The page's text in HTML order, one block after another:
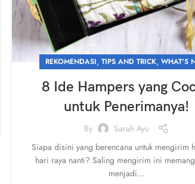
REKOMENDASI, TIPS AND TRICK, WHAT'S
8 Ide Hampers yang
untuk Penerimanya!
By
Sarah Ayu
Siapa disini yang berencana untuk mengirim
hari raya nanti? Saling mengirim ini
menjadi...